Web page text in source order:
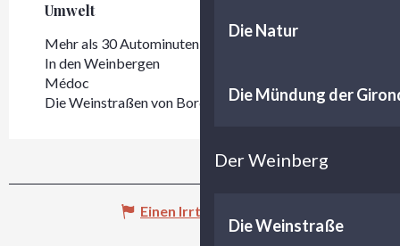
Die Natur
Die Mündung der
Der Weinberg
Die Weinstraße
Umwelt
Umwelt
Mehr als 30 Autominuten von Bordeaux entfernt
In den Weinbergen
Médoc
Die Weinstraßen von Bordeaux - Médoc
Einen Irrtum angeben